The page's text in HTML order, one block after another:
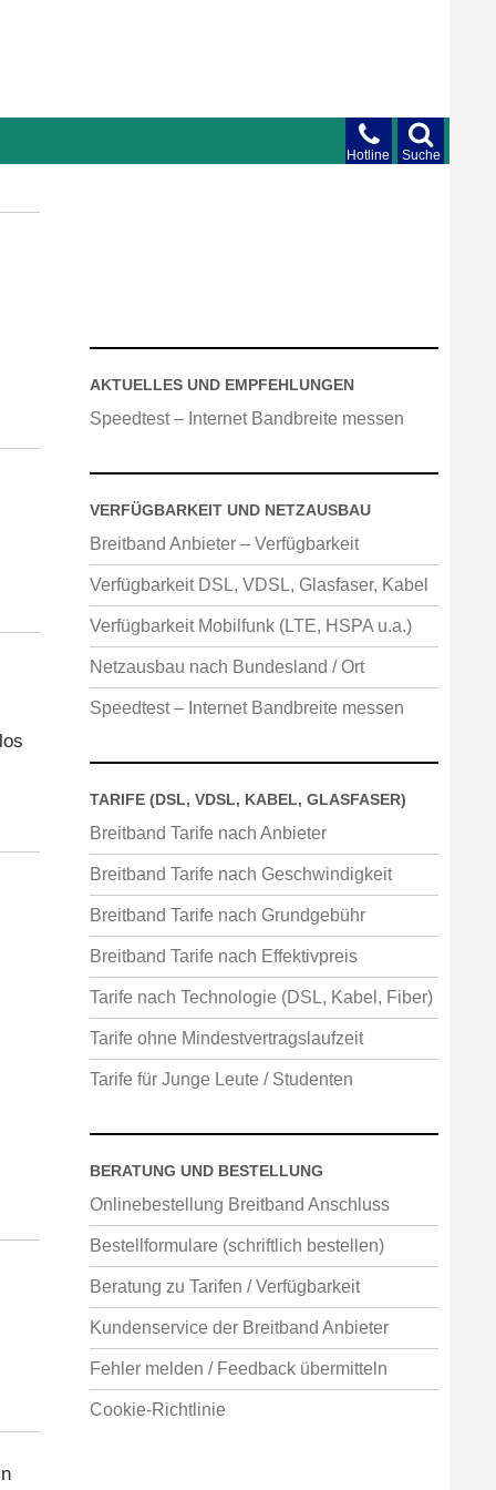
Suche
Hotline
AKTUELLES UND EMPFEHLUNGEN
Speedtest – Internet Bandbreite messen
VERFÜGBARKEIT UND NETZAUSBAU
Breitband Anbieter – Verfügbarkeit
Verfügbarkeit DSL, VDSL, Glasfaser, Kabel
Verfügbarkeit Mobilfunk (LTE, HSPA u.a.)
Netzausbau nach Bundesland / Ort
Speedtest – Internet Bandbreite messen
TARIFE (DSL, VDSL, KABEL, GLASFASER)
Breitband Tarife nach Anbieter
Breitband Tarife nach Geschwindigkeit
Breitband Tarife nach Grundgebühr
Breitband Tarife nach Effektivpreis
Tarife nach Technologie (DSL, Kabel, Fiber)
Tarife ohne Mindestvertragslaufzeit
Tarife für Junge Leute / Studenten
BERATUNG UND BESTELLUNG
Onlinebestellung Breitband Anschluss
Bestellformulare (schriftlich bestellen)
Beratung zu Tarifen / Verfügbarkeit
Kundenservice der Breitband Anbieter
Fehler melden / Feedback übermitteln
Cookie-Richtlinie